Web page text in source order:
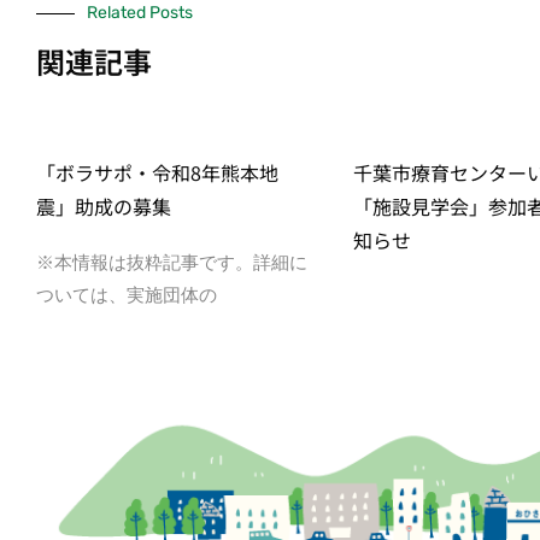
Related Posts
関連記事
「ボラサポ・令和8年熊本地
震」助成の募集
※本情報は抜粋記事です。詳細に
ついては、実施団体の
千葉市療育センター
「施設見学会」参加
知らせ